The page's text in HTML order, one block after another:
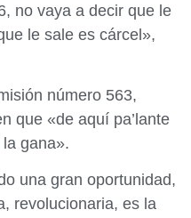
no vaya a decir que le
le sale es cárcel»,
número 563,
que «de aquí pa’lante
gana».
una gran oportunidad,
revolucionaria, es la